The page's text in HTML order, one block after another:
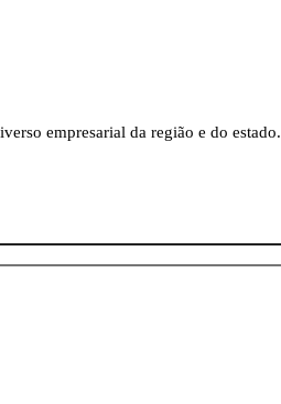
empresarial da região e do estado.